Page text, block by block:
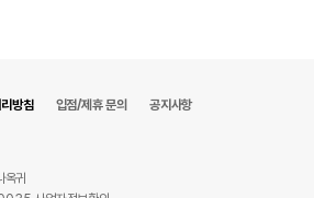
방침 입점/제휴 문의 공지사항
옥귀